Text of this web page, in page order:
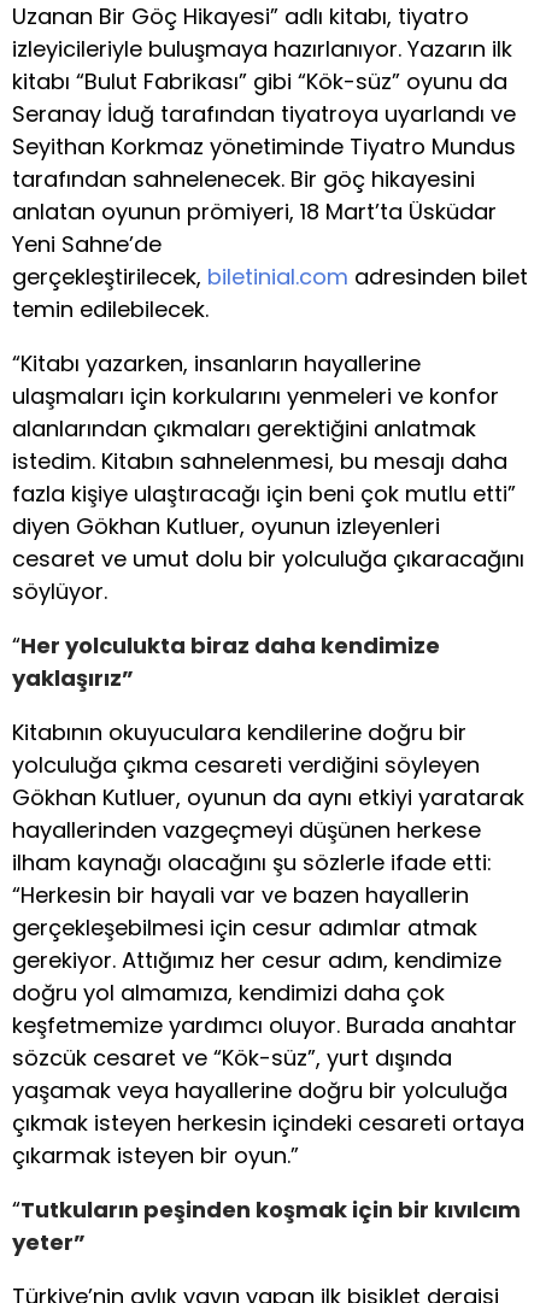
Uzanan Bir Göç Hikayesi” adlı kitabı, tiyatro
izleyicileriyle buluşmaya hazırlanıyor. Yazarın ilk
kitabı “Bulut Fabrikası” gibi “Kök-süz” oyunu da
Seranay İduğ tarafından tiyatroya uyarlandı ve
Seyithan Korkmaz yönetiminde Tiyatro Mundus
tarafından sahnelenecek. Bir göç hikayesini
anlatan oyunun prömiyeri, 18 Mart’ta Üsküdar
Yeni Sahne’de
gerçekleştirilecek, biletinial.com adresinden bilet
temin edilebilecek.
“Kitabı yazarken, insanların hayallerine
ulaşmaları için korkularını yenmeleri ve konfor
alanlarından çıkmaları gerektiğini anlatmak
istedim. Kitabın sahnelenmesi, bu mesajı daha
fazla kişiye ulaştıracağı için beni çok mutlu etti”
diyen Gökhan Kutluer, oyunun izleyenleri
cesaret ve umut dolu bir yolculuğa çıkaracağını
söylüyor.
“Her yolculukta biraz daha kendimize
yaklaşırız”
Kitabının okuyuculara kendilerine doğru bir
yolculuğa çıkma cesareti verdiğini söyleyen
Gökhan Kutluer, oyunun da aynı etkiyi yaratarak
hayallerinden vazgeçmeyi düşünen herkese
ilham kaynağı olacağını şu sözlerle ifade etti:
“Herkesin bir hayali var ve bazen hayallerin
gerçekleşebilmesi için cesur adımlar atmak
gerekiyor. Attığımız her cesur adım, kendimize
doğru yol almamıza, kendimizi daha çok
keşfetmemize yardımcı oluyor. Burada anahtar
sözcük cesaret ve “Kök-süz”, yurt dışında
yaşamak veya hayallerine doğru bir yolculuğa
çıkmak isteyen herkesin içindeki cesareti ortaya
çıkarmak isteyen bir oyun.”
“Tutkuların peşinden koşmak için bir kıvılcım
yeter”
Türkiye’nin aylık yayın yapan ilk bisiklet dergisi